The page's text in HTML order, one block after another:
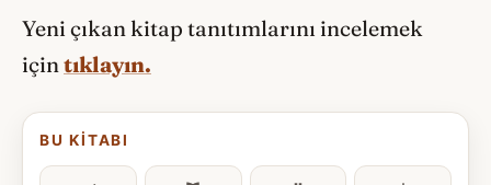
Yeni çıkan kitap tanıtımlarını incelemek
içintıklayın.
BU KITABI